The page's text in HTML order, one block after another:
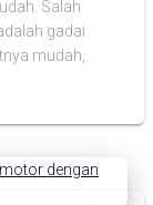
Salah
gadai
mudah,